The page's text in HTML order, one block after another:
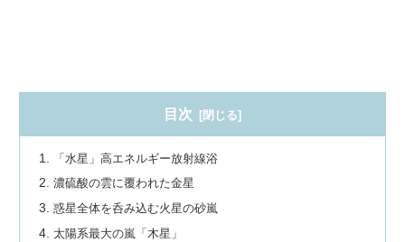
目次
「水星」高エネルギー放射線浴
濃硫酸の雲に覆われた金星
惑星全体を呑み込む火星の砂嵐
太陽系最大の嵐「木星」